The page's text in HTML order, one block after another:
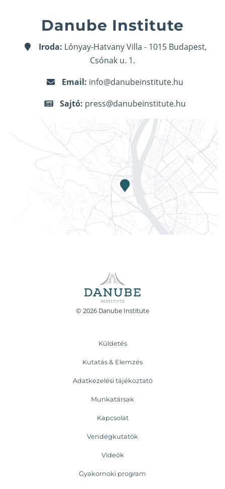
Danube Institute
Iroda: Lónyay-Hatvany Villa - 1015 Budapest,
Csónak u. 1.
Email: info@danubeinstitute.hu
Sajtó: press@danubeinstitute.hu
© 2026 Danube Institute
Küldetés
Kutatás & Elemzés
Adatkezelési tájékoztató
Munkatársak
Kapcsolat
Vendégkutatók
Videók
Gyakornoki program